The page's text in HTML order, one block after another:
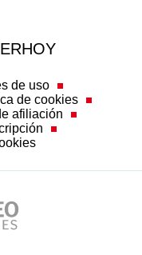
de uso
de cookies
afiliación